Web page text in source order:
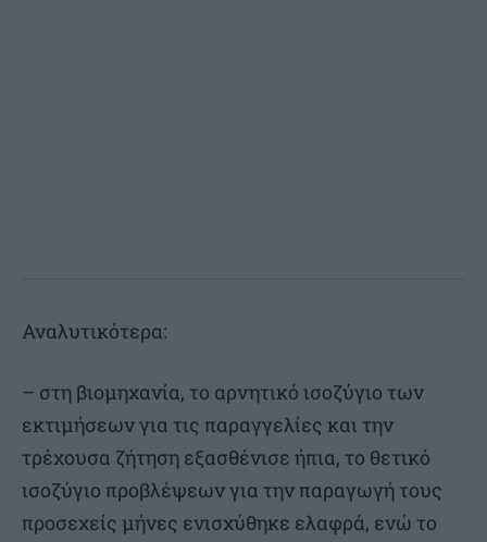
Αναλυτικότερα:
– στη βιομηχανία, το αρνητικό ισοζύγιο των
εκτιμήσεων για τις παραγγελίες και την
τρέχουσα ζήτηση εξασθένισε ήπια, το θετικό
ισοζύγιο προβλέψεων για την παραγωγή τους
προσεχείς μήνες ενισχύθηκε ελαφρά, ενώ το